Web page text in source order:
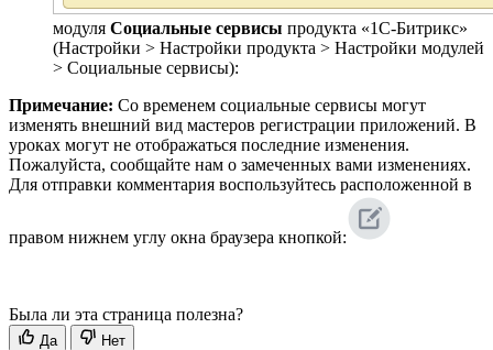
модуля Социальные сервисы продукта «1С-Битрикс»
(Настройки > Настройки продукта > Настройки модулей
> Социальные сервисы):
Примечание: Со временем социальные сервисы могут
изменять внешний вид мастеров регистрации приложений. В
уроках могут не отображаться последние изменения.
Пожалуйста, сообщайте нам о замеченных вами изменениях.
Для отправки комментария воспользуйтесь расположенной в
правом нижнем углу окна браузера кнопкой:
Была ли эта страница полезна?
Да Нет